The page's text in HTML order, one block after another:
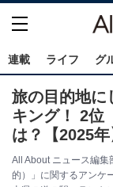
連載 ライフ グ
旅の目的地に
キング！ 2位
は？【2025年
All About ニュース編集
的）」に関するアンケ